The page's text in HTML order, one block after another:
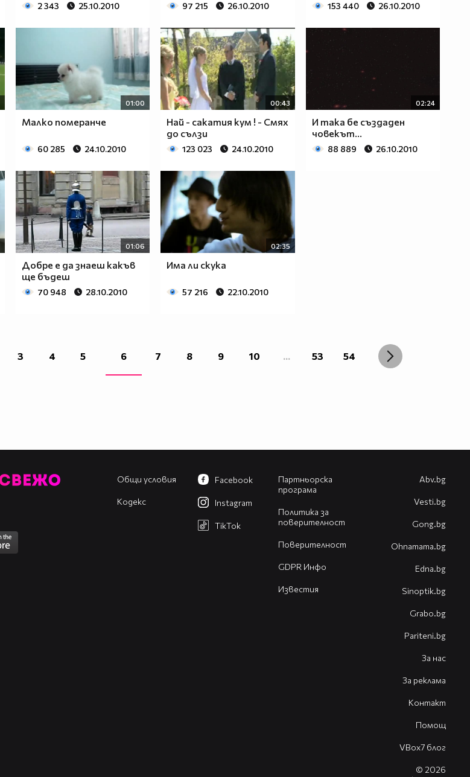
2 343 25.10.2010 97 215 26.10.2010 153 440 26.10.2010
01:00
Малко померанче
60 285 24.10.2010
00:43
Най - сакатия кум ! - Смях
до сълзи
123 023 24.10.2010
02:24
И така бе създаден
човекът...
88 889 26.10.2010
01:06
Добре е да знаеш какъв
ще бъдеш
70 948 28.10.2010
02:35
Има ли скука
57 216 22.10.2010
3 4 5 6 7 8 9 10 ... 53 54
Общи условия
Кодекс
Партньорска
програма
Политика за
поверителност
Поверителност
GDPR Инфо
Известия
Facebook
Instagram
TikTok
Abv.bg
Vesti.bg
Gong.bg
Оhnamama.bg
Edna.bg
Sinoptik.bg
Grabo.bg
Pariteni.bg
За нас
За реклама
Контакт
Помощ
VBox7 блог
© 2026